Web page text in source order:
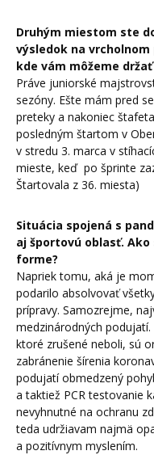
Druhým miestom ste
výsledok na vrcholnom
kde vám môžeme
Práve juniorské
sezóny. Ešte mám pred
preteky a nakoniec
posledným štartom v
v stredu 3. marca v
mieste, keď po šprinte
Štartovala z 36. miesta)
Situácia spojená s
aj športovú oblasť.
forme?
Napriek tomu, aká je
podarilo absolvovať
prípravy. Samozrejme,
medzinárodných
ktoré zrušené neboli, sú
zabránenie šírenia
podujatí obmedzený
a taktiež PCR testovanie
nevyhnutné na ochranu
teda udržiavam najmä
a pozitívnym myslením.